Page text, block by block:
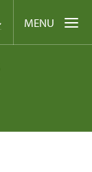
MENU